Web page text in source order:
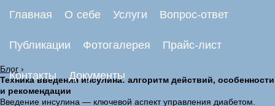
Главная О себе Услуги Вопрос-ответ
Публикации Фотогалерея Прайс-лист
Контакты Документы
Блог ›
Техника введения инсулина: алгоритм действий, особенности
и рекомендации
Введение инсулина — ключевой аспект управления диабетом.